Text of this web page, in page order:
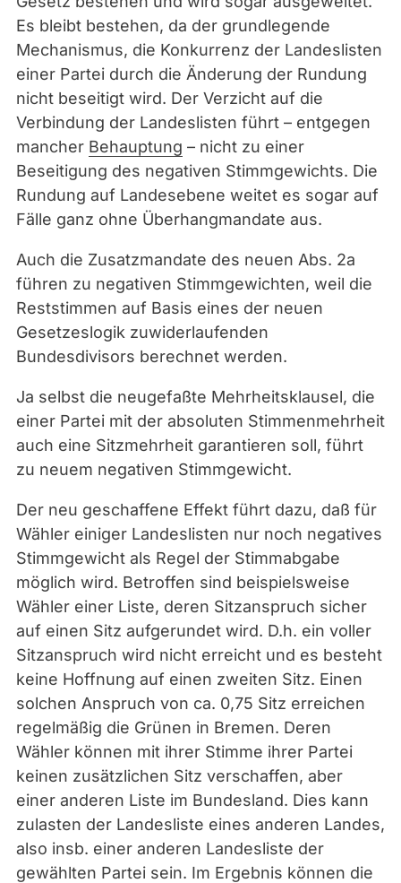
Es bleibt bestehen, da der grundlegende
Mechanismus, die Konkurrenz der Landeslisten
einer Partei durch die Änderung der Rundung
nicht beseitigt wird. Der Verzicht auf die
Verbindung der Landeslisten führt – entgegen
mancher Behauptung – nicht zu einer
Beseitigung des negativen Stimmgewichts. Die
Rundung auf Landesebene weitet es sogar auf
Fälle ganz ohne Überhangmandate aus.
Auch die Zusatzmandate des neuen Abs. 2a
führen zu negativen Stimmgewichten, weil die
Reststimmen auf Basis eines der neuen
Gesetzeslogik zuwiderlaufenden
Bundesdivisors berechnet werden.
Ja selbst die neugefaßte Mehrheitsklausel, die
einer Partei mit der absoluten Stimmenmehrheit
auch eine Sitzmehrheit garantieren soll, führt
zu neuem negativen Stimmgewicht.
Der neu geschaffene Effekt führt dazu, daß für
Wähler einiger Landeslisten nur noch negatives
Stimmgewicht als Regel der Stimmabgabe
möglich wird. Betroffen sind beispielsweise
Wähler einer Liste, deren Sitzanspruch sicher
auf einen Sitz aufgerundet wird. D.h. ein voller
Sitzanspruch wird nicht erreicht und es besteht
keine Hoffnung auf einen zweiten Sitz. Einen
solchen Anspruch von ca. 0,75 Sitz erreichen
regelmäßig die Grünen in Bremen. Deren
Wähler können mit ihrer Stimme ihrer Partei
keinen zusätzlichen Sitz verschaffen, aber
einer anderen Liste im Bundesland. Dies kann
zulasten der Landesliste eines anderen Landes,
also insb. einer anderen Landesliste der
gewählten Partei sein. Im Ergebnis können die